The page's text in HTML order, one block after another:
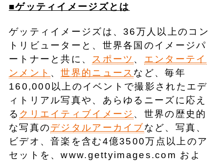
■ゲッティイメージズとは
ゲッティイメージズは、36万人以上のコン
トリビューターと、世界各国のイメージパ
ートナーと共に、
スポーツ 、 エンターテイ
ンメント 、世界的ニュース など、毎年
160,000以上のイベントで撮影されたエデ
ィトリアル写真や、あらゆるニーズに応え
る クリエイティブイメージ 、世界の歴史的
な写真のデジタルアーカイブなど、写真、
ビデオ、音楽を含む4億3500万点以上のア
セットを、www.gettyimages.com およ